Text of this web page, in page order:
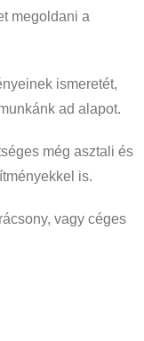
megoldani a
ismeretét,
ad alapot.
még asztali és
is.
vagy céges